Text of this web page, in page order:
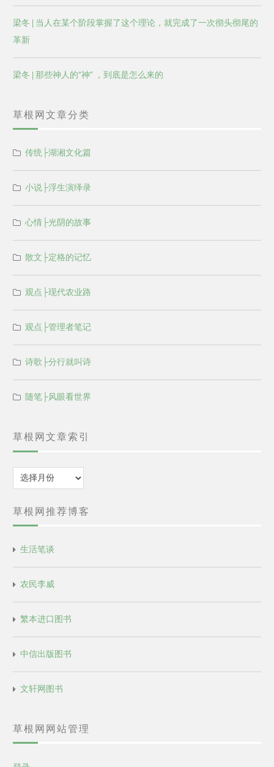
梁冬 | 当人在某个阶段掌握了这个理论，就完成了一次彻头彻尾的
革新
梁冬 | 那些神人的“神” ，到底是怎么来的
草根网文章分类
传统├湖湘文化篇
小说├浮生演绎录
心情├光阴的故事
散文├定格的记忆
观点├现代农业路
观点├管理者笔记
诗歌├分行就叫诗
随笔├风眼看世界
草根网文章索引
归
档
草根网推荐博客
生活笔谈
农民李威
繁本进口图书
中信出版图书
文轩网图书
草根网网站管理